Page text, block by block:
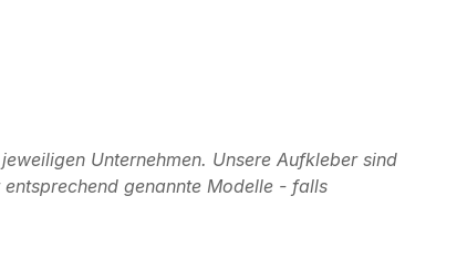
Unternehmen. Unsere Aufkleber sind
genannte Modelle - falls